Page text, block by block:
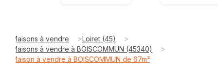
Maisons à vendre >Loiret (45) >
Maisons à vendre à BOISCOMMUN (45340) >
Maison à vendre à BOISCOMMUN de 67m²